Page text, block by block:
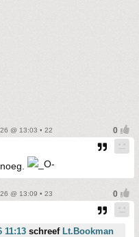
@ 13:03 • 22
@ 13:09 • 23
11:13 schreef Lt.Bookman